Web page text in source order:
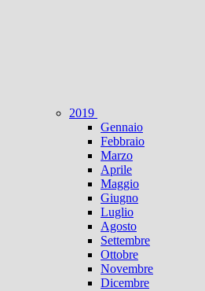
2019
Gennaio
Febbraio
Marzo
Aprile
Maggio
Giugno
Luglio
Agosto
Settembre
Ottobre
Novembre
Dicembre